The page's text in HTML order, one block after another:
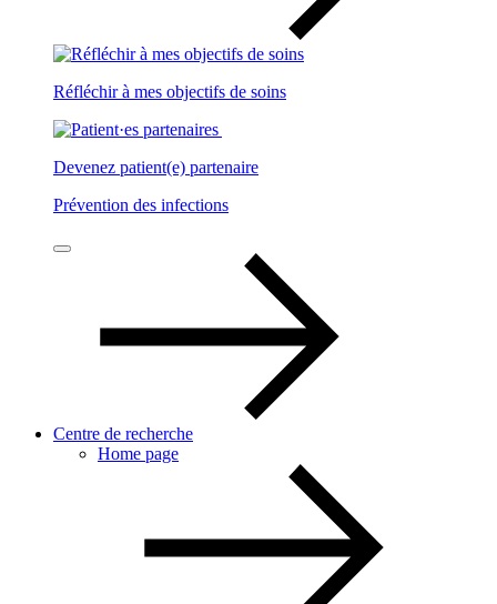
Réfléchir à mes objectifs de soins
Devenez patient(e) partenaire
Prévention des infections
Centre de recherche
Home page